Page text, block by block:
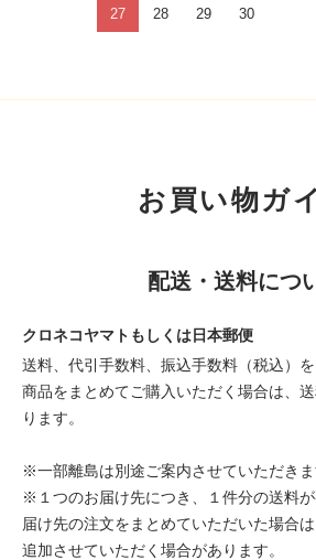
27 28 29 30
お買い物ガ
配送・送料につ
クロネコヤマトもしくは日本郵便
送料、代引手数料、振込手数料（税込）を
商品をまとめてご購入いただく場合は、
ります。
※一部離島は別途ご案内させていただきま
※１つのお届け先につき、１件分の送料
届け先の注文をまとめていただいた場合
追加させていただく場合があります。